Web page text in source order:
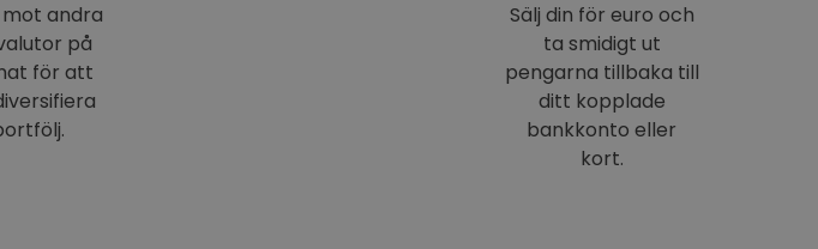
andra
på
för att
Sälj din för euro och
ta smidigt ut
pengarna tillbaka till
ditt kopplade
bankkonto eller
kort.